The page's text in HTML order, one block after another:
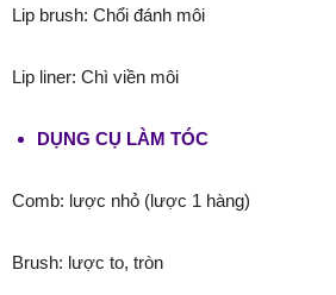
Lip brush: Chổi đánh môi
Lip liner: Chì viền môi
DỤNG CỤ LÀM TÓC
Comb: lược nhỏ (lược 1 hàng)
Brush: lược to, tròn